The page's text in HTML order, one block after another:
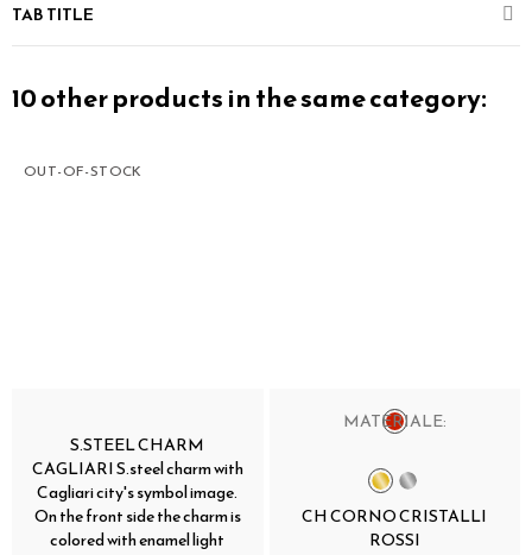
TAB TITLE
10 other products in the same category:
OUT-OF-STOCK
S.STEEL CHARM
CAGLIARI S.steel charm with
Cagliari city's symbol image.
On the front side the charm is
colored with enamel light
MATERIALE:
CH CORNO CRISTALLI
ROSSI